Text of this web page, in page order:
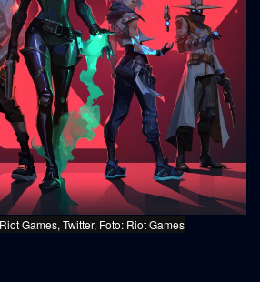
Games, Twitter, Foto: Riot Games